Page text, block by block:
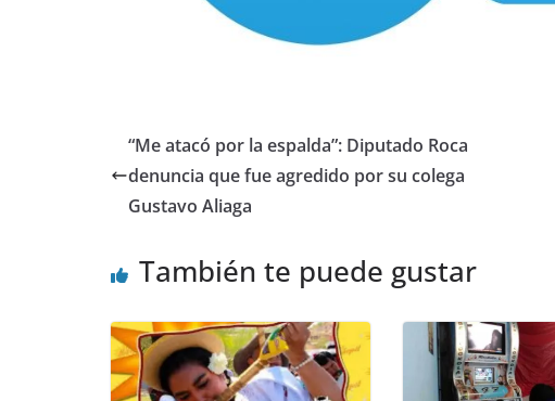
“Me atacó por la espalda”: Diputado Roca
denuncia que fue agredido por su colega
Gustavo Aliaga
También te puede gustar